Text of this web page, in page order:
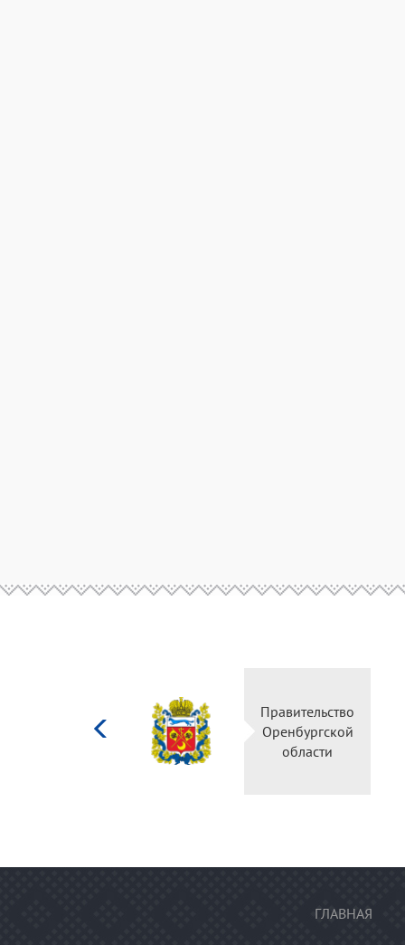
культуры
Российской
Правительство
Оренбургской
области
ГЛАВНАЯ